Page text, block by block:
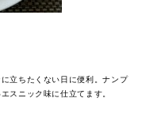
立ちたくない日に便利。ナンプ
スニック味に仕立てます。